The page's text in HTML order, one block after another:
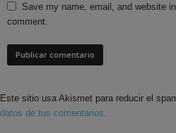
Save my name, email, and website
comment.
Este sitio usa Akismet para reducir el
datos de tus comentarios.